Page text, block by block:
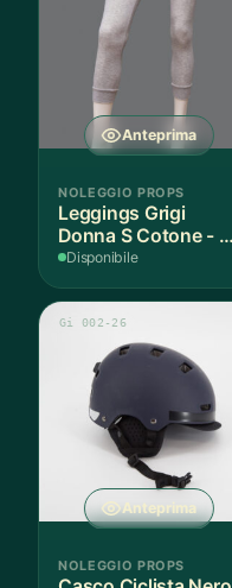
Anteprima
NOLEGGIO PROPS
Leggings Grigi
Donna S Cotone - 1
Paio
Disponibile
Anteprima
Gi 002-26
NOLEGGIO PROPS